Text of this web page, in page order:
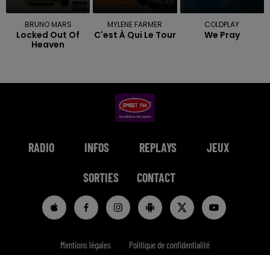
BRUNO MARS
Locked Out Of
Heaven
MYLENE FARMER
C'est À Qui Le Tour
COLDPLAY
We Pray
RADIO INFOS REPLAYS JEUX
SORTIES CONTACT
Mentions légales Politique de confidentialité